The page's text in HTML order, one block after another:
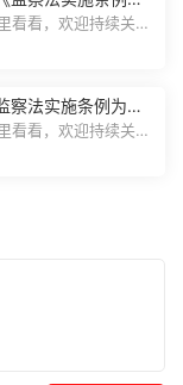
展
看看，欢迎持续关
束，本文...
察法实施条例为纲
看看，欢迎持续关
束，本文...